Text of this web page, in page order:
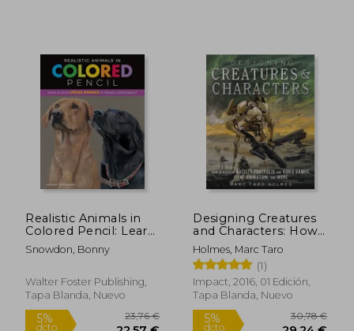
5%
dcto.
10,95 €
10,40 €
5%
dcto.
Realistic Animals in
Colored Pencil: Learn
to Draw Lifelike
Animals in Vibrant
(Realistic Series) (en
Inglés)
Snowdon, Bonny
Walter Foster Publishing,
Tapa Blanda, Nuevo
Designing Creatures
and Characters: How
to Build an Artist's
Portfolio for Video
Games, Film,
Animation and More
(en Inglés)
Holmes, Marc Taro
(1)
Impact, 2016, 01 Edición,
Tapa Blanda, Nuevo